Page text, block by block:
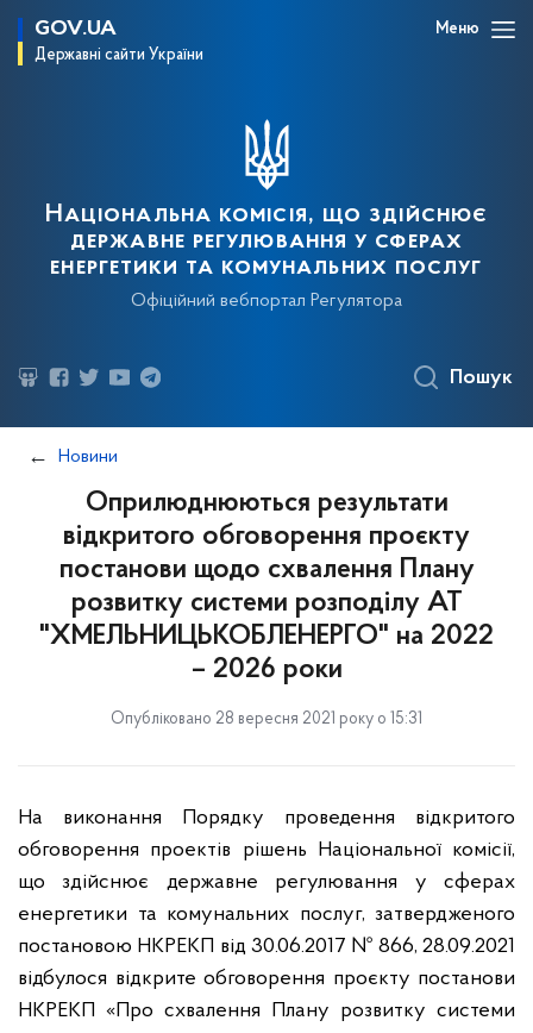
GOV.UA
Державні сайти України
Меню
Національна комісія, що здійснює
державне регулювання у сферах
енергетики та комунальних послуг
Офіційний вебпортал Регулятора
Пошук
Новини
Оприлюднюються результати
відкритого обговорення проєкту
постанови щодо схвалення Плану
розвитку системи розподілу АТ
"ХМЕЛЬНИЦЬКОБЛЕНЕРГО" на 2022
– 2026 роки
Опубліковано 28 вересня 2021 року о 15:31
На виконання Порядку проведення відкритого
обговорення проектів рішень Національної комісії,
що здійснює державне регулювання у сферах
енергетики та комунальних послуг, затвердженого
постановою НКРЕКП від 30.06.2017 № 866, 28.09.2021
відбулося відкрите обговорення проєкту постанови
НКРЕКП «Про схвалення Плану розвитку системи